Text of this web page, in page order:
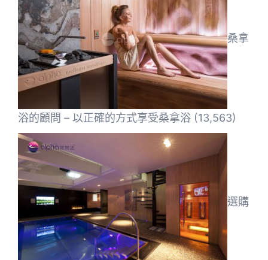
桑拿
浴的顧問 – 以正確的方式享受桑拿浴 (13,563)
選購